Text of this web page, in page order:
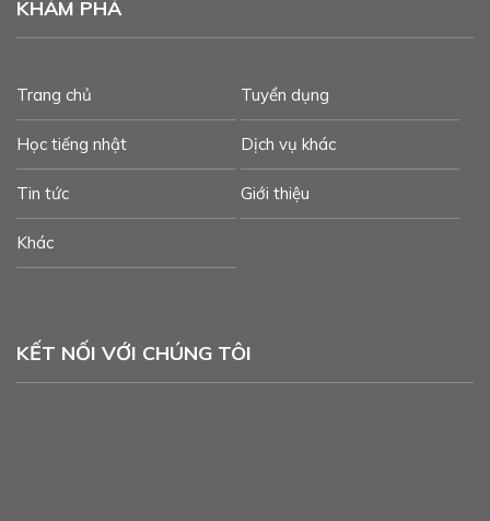
KHÁM PHÁ
Trang chủ Tuyển dụng
Học tiếng nhật Dịch vụ khác
Tin tức Giới thiệu
Khác
KẾT NỐI VỚI CHÚNG TÔI